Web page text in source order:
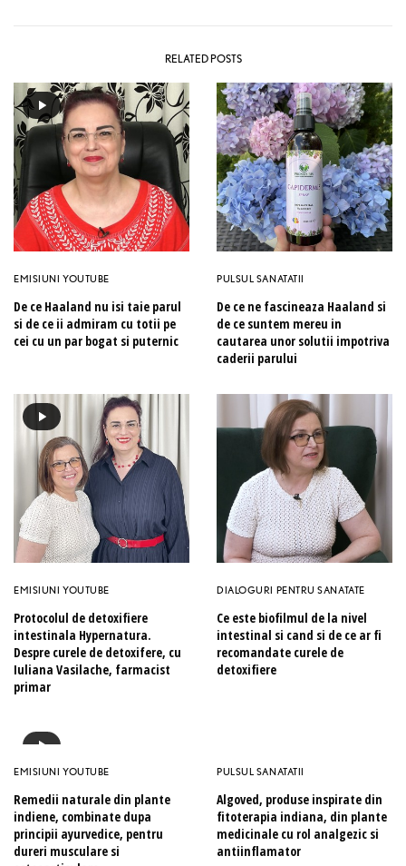
RELATED POSTS
EMISIUNI YOUTUBE
De ce Haaland nu isi taie parul
si de ce ii admiram cu totii pe
cei cu un par bogat si puternic
PULSUL SANATATII
De ce ne fascineaza Haaland si
de ce suntem mereu in
cautarea unor solutii impotriva
caderii parului
EMISIUNI YOUTUBE
Protocolul de detoxifiere
intestinala Hypernatura.
Despre curele de detoxifere, cu
Iuliana Vasilache, farmacist
primar
DIALOGURI PENTRU SANATATE
Ce este biofilmul de la nivel
intestinal si cand si de ce ar fi
recomandate curele de
detoxifiere
EMISIUNI YOUTUBE
Remedii naturale din plante
indiene, combinate dupa
principii ayurvedice, pentru
dureri musculare si
PULSUL SANATATII
Algoved, produse inspirate din
fitoterapia indiana, din plante
medicinale cu rol analgezic si
antiinflamator